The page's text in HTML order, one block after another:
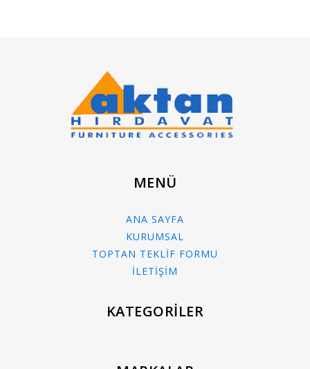
MENÜ
ANA SAYFA
KURUMSAL
TOPTAN TEKLİF FORMU
İLETİŞİM
KATEGORİLER